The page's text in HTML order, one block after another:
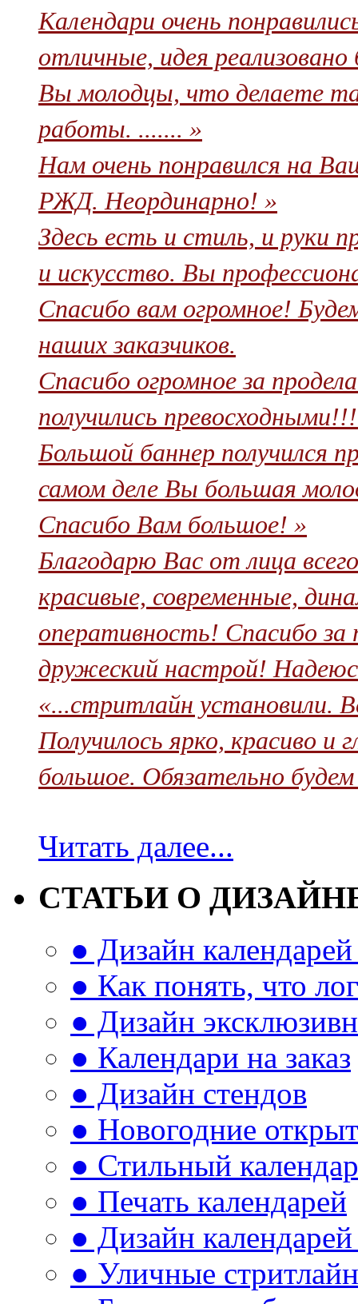
Календари очень
отличные, идея
Вы молодцы, что делаете
работы. ....... »
Нам очень понравился на
РЖД. Неординарно! »
Здесь есть и стиль, и руки
и искусство. Вы
Спасибо вам огромное!
наших заказчиков.
Спасибо огромное за
получились
Большой баннер получился
самом деле Вы большая
Спасибо Вам большое! »
Благодарю Вас от лица
красивые, современные,
оперативность! Спасибо за
дружеский настрой!
«...стритлайн установили.
Получилось ярко, красиво и
большое. Обязательно
Читать далее...
СТАТЬИ О
● Дизайн
● Как понять, что
● Дизайн
● Календари на заказ
● Дизайн стендов
● Новогодние
● Стильный
● Печать календарей
● Дизайн
● Уличные